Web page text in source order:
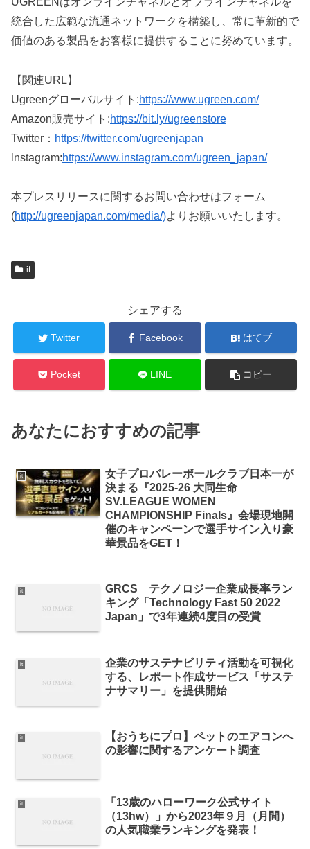
統合した広範な流通ネットワークを構築し、常に革新的で
価値のある製品をお客様に提供することに努めています。
【関連URL】
Ugreenグローバルサイト:https://www.ugreen.com/
Amazon販売サイト:https://bit.ly/ugreenstore
Twitter： https://twitter.com/ugreenjapan
lnstagram:https://www.instagram.com/ugreen_japan/
本プレスリリースに関するお問い合わせはフォーム
(http://ugreenjapan.com/media/)よりお願いいたします。
it
シェアする
Twitter Facebook はてブ
Pocket LINE コピー
あなたにおすすめの記事
it
女子プロバレーボールクラブ日本一が
決まる『2025-26 大同生命
SV.LEAGUE WOMEN
CHAMPIONSHIP Finals』会場現地開
催のキャンペーンで選手サイン入り豪
華景品をGET！
it
GRCS テクノロジー企業成長率ラン
キング「Technology Fast 50 2022
Japan」で3年連続4度目の受賞
it
企業のサステナビリティ活動を可視化
する、レポート作成サービス「サステ
ナサマリー」を提供開始
it
【おうちにプロ】ペットのエアコンへ
の影響に関するアンケート調査
it
「13歳のハローワーク公式サイト
（13hw）」から2023年９月（月間）
の人気職業ランキングを発表！